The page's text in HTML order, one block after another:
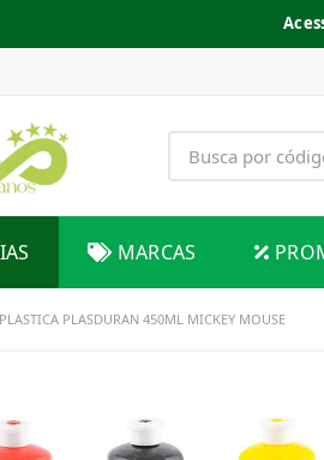
MARCAS
PLASDURAN 450ML MICKEY MOUSE